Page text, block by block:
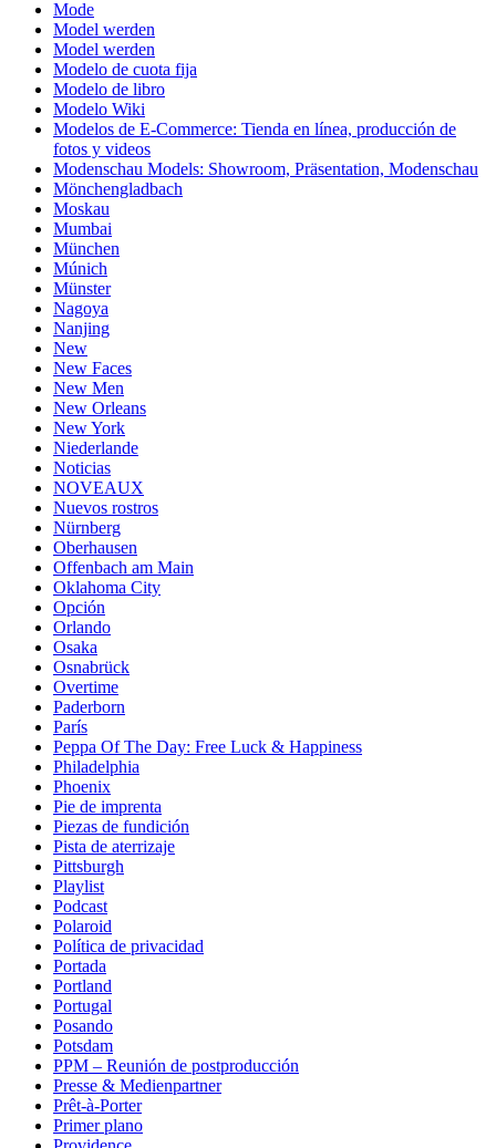
Mode
Model werden
Model werden
Modelo de cuota fija
Modelo de libro
Modelo Wiki
Modelos de E-Commerce: Tienda en línea, producción de
fotos y videos
Modenschau Models: Showroom, Präsentation, Modenschau
Mönchengladbach
Moskau
Mumbai
München
Múnich
Münster
Nagoya
Nanjing
New
New Faces
New Men
New Orleans
New York
Niederlande
Noticias
NOVEAUX
Nuevos rostros
Nürnberg
Oberhausen
Offenbach am Main
Oklahoma City
Opción
Orlando
Osaka
Osnabrück
Overtime
Paderborn
París
Peppa Of The Day: Free Luck & Happiness
Philadelphia
Phoenix
Pie de imprenta
Piezas de fundición
Pista de aterrizaje
Pittsburgh
Playlist
Podcast
Polaroid
Política de privacidad
Portada
Portland
Portugal
Posando
Potsdam
PPM – Reunión de postproducción
Presse & Medienpartner
Prêt-à-Porter
Primer plano